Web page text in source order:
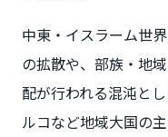
中東・イスラーム世
の拡散や、部族・地
配が行われる混沌と
ルコなど地域大国の